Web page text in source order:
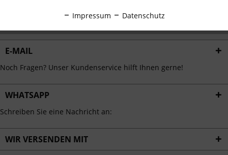
E-MAIL
Noch Fragen? Unser Kundenservice hilft Ihnen gerne!
WHATSAPP
Schreiben Sie eine Nachricht an:
WIR VERSENDEN MIT
Personalisierung Inaktiv
Service
Impressum Datenschutz